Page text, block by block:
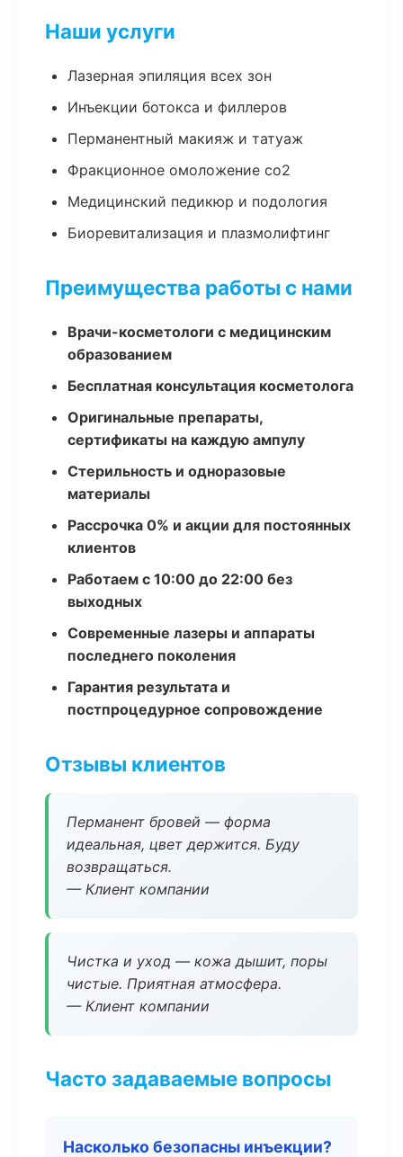
Наши услуги
Лазерная эпиляция всех зон
Инъекции ботокса и филлеров
Перманентный макияж и татуаж
Фракционное омоложение co2
Медицинский педикюр и подология
Биоревитализация и плазмолифтинг
Преимущества работы с нами
Врачи-косметологи с медицинским
образованием
Бесплатная консультация косметолога
Оригинальные препараты,
сертификаты на каждую ампулу
Стерильность и одноразовые
материалы
Рассрочка 0% и акции для постоянных
клиентов
Работаем с 10:00 до 22:00 без
выходных
Современные лазеры и аппараты
последнего поколения
Гарантия результата и
постпроцедурное сопровождение
Отзывы клиентов
Перманент бровей — форма
идеальная, цвет держится. Буду
возвращаться.
— Клиент компании
Чистка и уход — кожа дышит, поры
чистые. Приятная атмосфера.
— Клиент компании
Часто задаваемые вопросы
Насколько безопасны инъекции?